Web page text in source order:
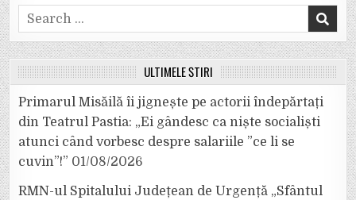
Search
for:
ULTIMELE ȘTIRI
Primarul Misăilă îi jignește pe actorii îndepărtați
din Teatrul Pastia: „Ei gândesc ca niște socialiști
atunci când vorbesc despre salariile ”ce li se
cuvin”!” 01/08/2026
RMN-ul Spitalului Județean de Urgență „Sfântul